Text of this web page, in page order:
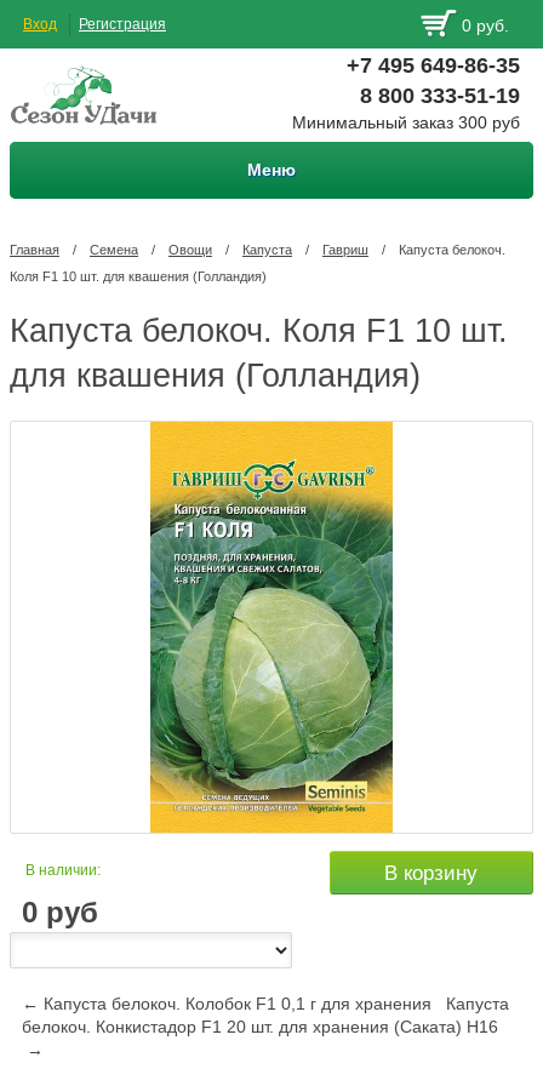
Вход Регистрация 0 руб.
+7 495 649-86-35
8 800 333-51-19
Минимальный заказ 300 руб
Меню
Главная / Семена / Овощи / Капуста / Гавриш /
Капуста белокоч.
Коля F1 10 шт. для квашения (Голландия)
Капуста белокоч. Коля F1 10 шт.
для квашения (Голландия)
В наличии:
0 руб
В корзину
← Капуста белокоч. Колобок F1 0,1 г для хранения
Капуста
белокоч. Конкистадор F1 20 шт. для хранения (Саката) Н16
→